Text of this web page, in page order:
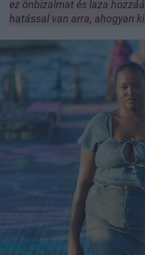
ez önbizalmat és laza
hatással van arra, ahogyan